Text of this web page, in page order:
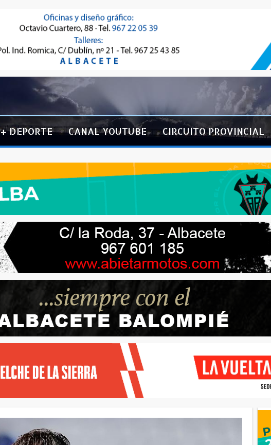
+ DEPORTE CANAL YOUTUBE CIRCUITO PROVINCIAL